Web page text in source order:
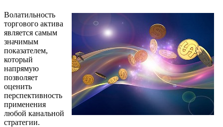
Волатильность
торгового актива
является самым
значимым
показателем,
который
напрямую
позволяет
оценить
перспективность
применения
любой канальной
стратегии.